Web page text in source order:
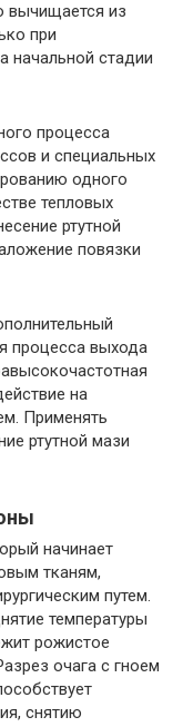
вычищается из
при
начальной стадии
процесса
и специальных
одного
тепловых
ртутной
повязки
процесса выхода
на
Применять
ртутной мази
начинает
тканям,
путем.
температуры
рожистое
очага с гноем
снятию